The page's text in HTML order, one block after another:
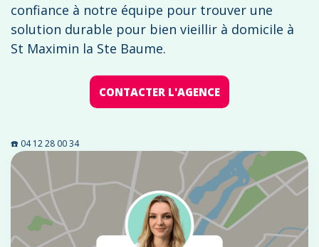
confiance à notre équipe pour trouver une
solution durable pour bien vieillir à domicile à
St Maximin la Ste Baume.
CONTACTER L'AGENCE
☎️ 04 12 28 00 34